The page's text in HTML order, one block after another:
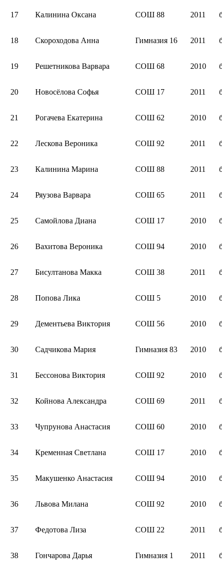
17 Калинина Оксана СОШ 88 2011
18 Скороходова Анна Гимназия 16 2011
19 Решетникова Варвара СОШ 68 2010
20 Новосёлова Софья СОШ 17 2011
21 Рогачева Екатерина СОШ 62 2010
22 Лескова Вероника СОШ 92 2011
23 Калинина Марина СОШ 88 2011
24 Ряузова Варвара СОШ 65 2011
25 Самойлова Диана СОШ 17 2010
26 Вахитова Вероника СОШ 94 2010
27 Бисултанова Макка СОШ 38 2011
28 Попова Лика СОШ 5 2010
29 Дементьева Виктория СОШ 56 2010
30 Садчикова Мария Гимназия 83 2010
31 Бессонова Виктория СОШ 92 2010
32 Койнова Александра СОШ 69 2011
33 Чупрунова Анастасия СОШ 60 2010
34 Кременная Светлана СОШ 17 2010
35 Макушенко Анастасия СОШ 94 2010
36 Львова Милана СОШ 92 2010
37 Федотова Лиза СОШ 22 2011
38 Гончарова Дарья Гимназия 1 2011